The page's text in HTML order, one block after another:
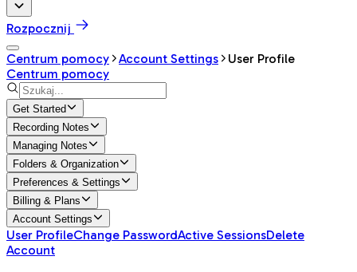
Rozpocznij
Centrum pomocy
Account Settings
User Profile
Centrum pomocy
Get Started
Recording Notes
Managing Notes
Folders & Organization
Preferences & Settings
Billing & Plans
Account Settings
User ProfileChange PasswordActive SessionsDelete
Account